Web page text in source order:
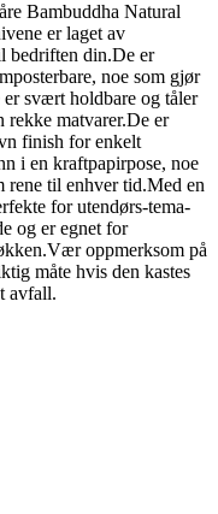
Bambuddha Natural
er laget av
bedriften din.De er
noe som gjør
svært holdbare og tåler
rekke matvarer.De er
finish for enkelt
i en kraftpapirpose, noe
rene til enhver tid.Med en
for utendørs-tema-
og er egnet for
oppmerksom på
måte hvis den kastes
avfall.